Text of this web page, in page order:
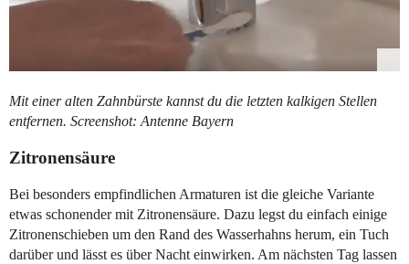
Mit einer alten Zahnbürste kannst du die letzten kalkigen Stellen
entfernen. Screenshot: Antenne Bayern
Zitronensäure
Bei besonders empfindlichen Armaturen ist die gleiche Variante
etwas schonender mit Zitronensäure. Dazu legst du einfach einige
Zitronenschieben um den Rand des Wasserhahns herum, ein Tuch
darüber und lässt es über Nacht einwirken. Am nächsten Tag lassen